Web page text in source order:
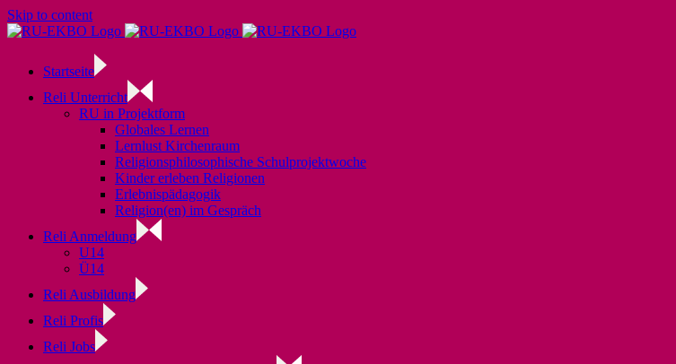
Skip to content
Startseite
Reli Unterricht
RU in Projektform
Globales Lernen
Lernlust Kirchenraum
Religionsphilosophische Schulprojektwoche
Kinder erleben Religionen
Erlebnispädagogik
Religion(en) im Gespräch
Reli Anmeldung
U14
Ü14
Reli Ausbildung
Reli Profis
Reli Jobs